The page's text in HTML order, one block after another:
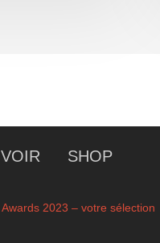
VOIR SHOP
Awards 2023 – votre sélection